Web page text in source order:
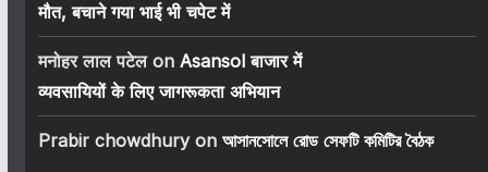
मौत, बचाने गया भाई भी चपेट में
मनोहर लाल पटेलon Asansol बाजार में
व्यवसायियों के लिए जागरूकता अभियान
Prabir chowdhuryon আসানসোলে রোড সেফটি কমিটির বৈঠক